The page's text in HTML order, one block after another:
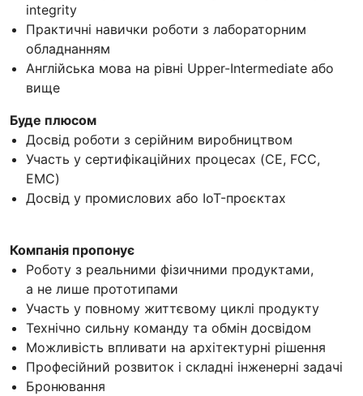
integrity
Практичні навички роботи з лабораторним
обладнанням
Англійська мова на рівні Upper-Intermediate або
вище
Буде плюсом
Досвід роботи з серійним виробництвом
Участь у сертифікаційних процесах (CE, FCC,
EMC)
Досвід у промислових або IoT-проєктах
Компанія пропонує
Роботу з реальними фізичними продуктами,
а не лише прототипами
Участь у повному життєвому циклі продукту
Технічно сильну команду та обмін досвідом
Можливість впливати на архітектурні рішення
Професійний розвиток і складні інженерні задачі
Бронювання